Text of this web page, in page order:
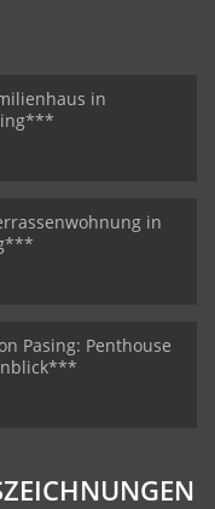
in
in
Pasing: Penthouse